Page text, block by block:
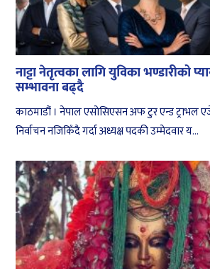
नाट्टा नेतृत्वका लागि युविका भण्डारीको
सम्भावना बढ्दै
काठमाडौं । नेपाल एसोसिएसन अफ टुर एन्ड ट्राभल
निर्वाचन नजिकिँदै गर्दा अध्यक्ष पदकी उम्मेदवार य...